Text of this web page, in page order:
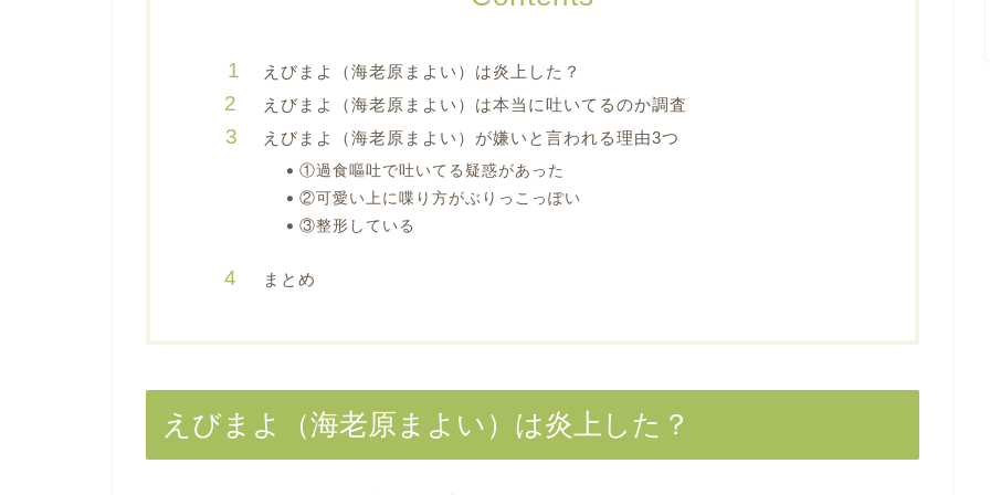
えびまよ（海老原まよい）は炎上した？
えびまよ（海老原まよい）は本当に吐いてるのか調査
えびまよ（海老原まよい）が嫌いと言われる理由3つ
①過食嘔吐で吐いてる疑惑があった
②可愛い上に喋り方がぶりっこっぽい
③整形している
まとめ
えびまよ（海老原まよい）は炎上した？